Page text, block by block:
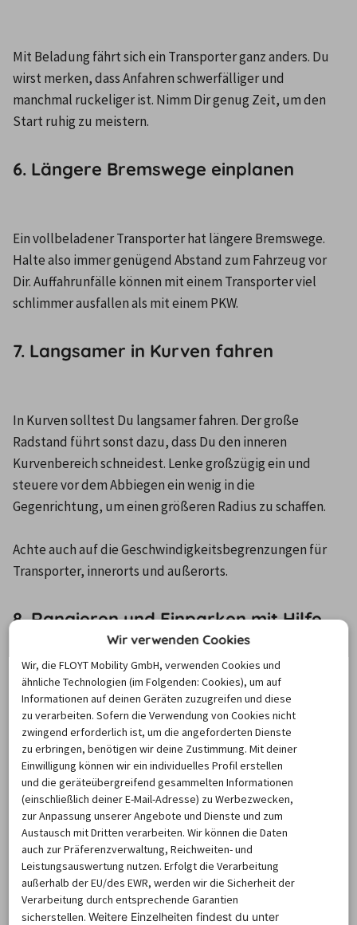
Mit Beladung fährt sich ein Transporter ganz anders. Du
wirst merken, dass Anfahren schwerfälliger und
manchmal ruckeliger ist. Nimm Dir genug Zeit, um den
Start ruhig zu meistern.
6. Längere Bremswege einplanen
Ein vollbeladener Transporter hat längere Bremswege.
Halte also immer genügend Abstand zum Fahrzeug vor
Dir. Auffahrunfälle können mit einem Transporter viel
schlimmer ausfallen als mit einem PKW.
7. Langsamer in Kurven fahren
In Kurven solltest Du langsamer fahren. Der große
Radstand führt sonst dazu, dass Du den inneren
Kurvenbereich schneidest. Lenke großzügig ein und
steuere vor dem Abbiegen ein wenig in die
Gegenrichtung, um einen größeren Radius zu schaffen.
Achte auch auf die Geschwindigkeitsbegrenzungen für
Transporter, innerorts und außerorts.
8. Rangieren und Einparken mit Hilfe
Am Zielort angekommen? Hol Dir Hilfe fürs Rangieren
und Einparken. Besprich vorher, welchen Platz der
Transporter einnehmen soll, und nutze dabei die
Außenspiegel. Dein Helfer sollte die Abstände genau
prüfen – denk dran, dass auch er einen anderen
Blickwinkel hat als Du.
Übrigens: Ein Einweisungshelfer ist wichtig für den
Versicherungsschutz. Ohne Hilfe kann die Versicherung
im Falle eines Schadens evtl. eine Erstattung der
Wir verwenden Cookies
Wir, die FLOYT Mobility GmbH, verwenden Cookies und
ähnliche Technologien (im Folgenden: Cookies), um auf
Informationen auf deinen Geräten zuzugreifen und diese
zu verarbeiten. Sofern die Verwendung von Cookies nicht
zwingend erforderlich ist, um die angeforderten Dienste
zu erbringen, benötigen wir deine Zustimmung. Mit deiner
Einwilligung können wir ein individuelles Profil erstellen
und die geräteübergreifend gesammelten Informationen
(einschließlich deiner E-Mail-Adresse) zu Werbezwecken,
zur Anpassung unserer Angebote und Dienste und zum
Austausch mit Dritten verarbeiten. Wir können die Daten
auch zur Präferenzverwaltung, Reichweiten- und
Leistungsauswertung nutzen. Erfolgt die Verarbeitung
außerhalb der EU/des EWR, werden wir die Sicherheit der
Verarbeitung durch entsprechende Garantien
sicherstellen.Weitere Einzelheiten findest du unter